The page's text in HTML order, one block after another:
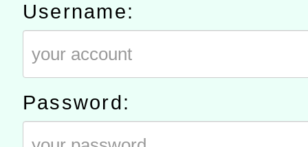
宜
轉知教育部國民及學前教
灣師範大學辦理「114至
進學校輔導計畫師資專業
計畫
函轉國家教育研究院中心
民族教育政策研討會「原
趨勢與發展」
轉知教育部國民及學前教
政府教育局辦理「115年
函轉國立臺灣師範大學辦
Username:
Password: